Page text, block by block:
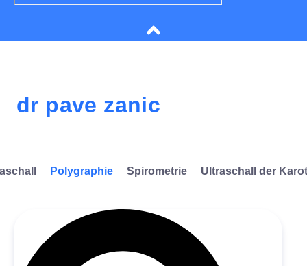
dr pave zanic
Polygraphie Spirometrie Ultraschall der